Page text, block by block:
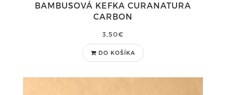
BAMBUSOVÁ KEFKA CURANATURA
CARBON
3,50€
DO KOŠÍKA